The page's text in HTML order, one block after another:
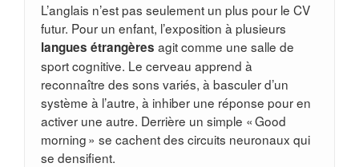
L’anglais n’est pas seulement un plus pour le CV
futur. Pour un enfant, l’exposition à plusieurs
langues étrangères agit comme une salle de
sport cognitive. Le cerveau apprend à
reconnaître des sons variés, à basculer d’un
système à l’autre, à inhiber une réponse pour en
activer une autre. Derrière un simple « Good
morning » se cachent des circuits neuronaux qui
se densifient.